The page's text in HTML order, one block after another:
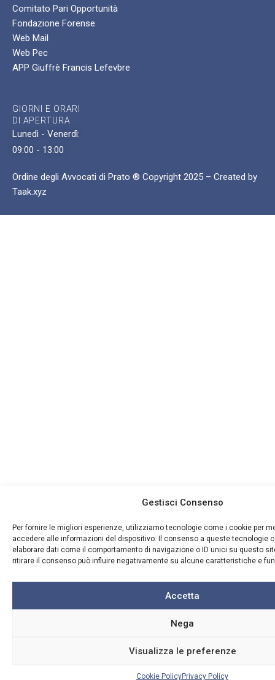
Gestisci Consenso
Per fornire le migliori esperienze, utilizziamo tecnologie come i cookie per
accedere alle informazioni del dispositivo. Il consenso a queste tecnologie
elaborare dati come il comportamento di navigazione o ID unici su questo
ritirare il consenso può influire negativamente su alcune caratteristiche e
Accetta
Nega
Visualizza le preferenze
Cookie PolicyPrivacy Policy
Comitato Pari Opportunità
Fondazione Forense
Web Mail
Web Pec
APP Giuffrè Francis Lefevbre
GIORNI E ORARI
DI APERTURA
Lunedì - Venerdì:
09:00 - 13:00
Ordine degli Avvocati di Prato ® Copyright 2025 – Created by
Taak.xyz